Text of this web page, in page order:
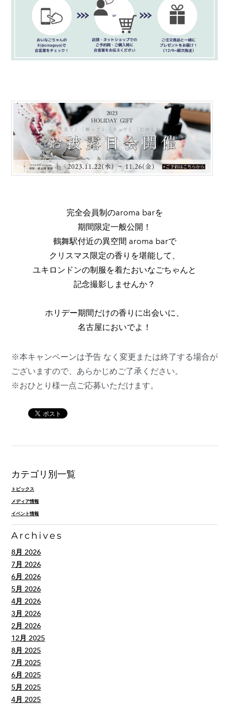
完全会員制のaroma barを
期間限定一般公開！
鶴舞駅付近の異空間 aroma barで
クリスマス限定の香りを堪能して、
ユキロンドンの制服を着たおいなごちゃんと
記念撮影しませんか？
ホリデー期間だけの香りに出会いに、
名古屋においでよ！
※本キャンペーンは予告 なく 変更または終了する場合が
ございますので、あらかじめご了承ください。
※おひとり様一点ご応募いただけます。
カテゴリ別一覧
トピックス
メディア情報
イベント情報
Archives
8月 2026
7月 2026
6月 2026
5月 2026
4月 2026
3月 2026
2月 2026
12月 2025
8月 2025
7月 2025
6月 2025
5月 2025
4月 2025